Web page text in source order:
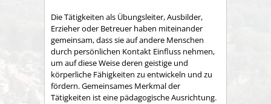
Die Tätigkeiten als Übungsleiter, Ausbilder,
Erzieher oder Betreuer haben miteinander
gemeinsam, dass sie auf andere Menschen
durch persönlichen Kontakt Einfluss nehmen,
um auf diese Weise deren geistige und
körperliche Fähigkeiten zu entwickeln und zu
fördern. Gemeinsames Merkmal der
Tätigkeiten ist eine pädagogische Ausrichtung.